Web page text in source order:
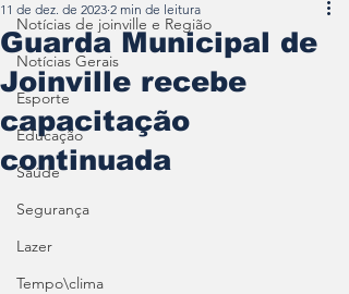
Notícias de joinville e Região
Notícias Gerais
Esporte
Educação
Saúde
Segurança
Lazer
Tempo\clima
Guarda Municipal de
Joinville recebe
capacitação
continuada
11 de dez. de 2023 2 min de leitura